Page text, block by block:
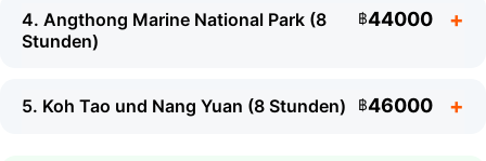
Stereoanlage / Umkleideraum
Badebekleidung und ein Handtuch
4. Angthong Marine National Park (8
Stunden)
฿44000
5. Koh Tao und Nang Yuan (8 Stunden) ฿46000